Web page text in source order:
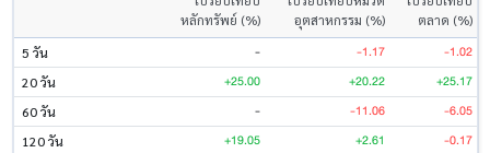
หลักทรัพย์ (%)
อุตสาหกรรม (%)
ตลาด (%)
5 วัน
- -1.17 -1.02
20 วัน +25.00 +20.22 +25.17
60 วัน - -11.06 -6.05
120 วัน +19.05 +2.61 -0.17